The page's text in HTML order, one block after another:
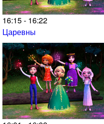
16:15 - 16:22
Царевны